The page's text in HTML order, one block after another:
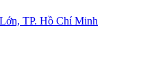
TP. Hồ Chí Minh